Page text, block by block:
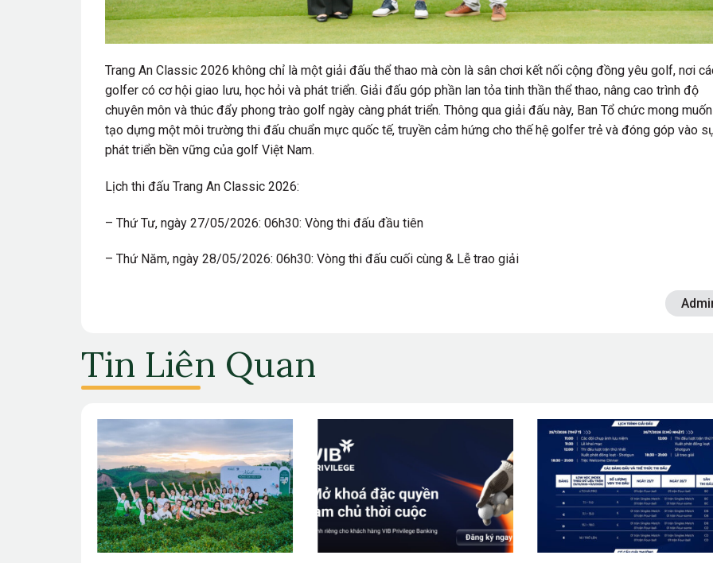
Trang An Classic 2026 không chỉ là một giải đấu thể thao mà còn là sân chơi kết nối cộng đồng yêu golf, nơi
golfer có cơ hội giao lưu, học hỏi và phát triển. Giải đấu góp phần lan tỏa tinh thần thể thao, nâng cao trình độ
chuyên môn và thúc đẩy phong trào golf ngày càng phát triển. Thông qua giải đấu này, Ban Tổ chức mong muốn
tạo dựng một môi trường thi đấu chuẩn mực quốc tế, truyền cảm hứng cho thế hệ golfer trẻ và đóng góp vào
phát triển bền vững của golf Việt Nam.
Lịch thi đấu Trang An Classic 2026:
– Thứ Tư, ngày 27/05/2026: 06h30: Vòng thi đấu đầu tiên
– Thứ Năm, ngày 28/05/2026: 06h30: Vòng thi đấu cuối cùng & Lễ trao giải
Tin Liên Quan